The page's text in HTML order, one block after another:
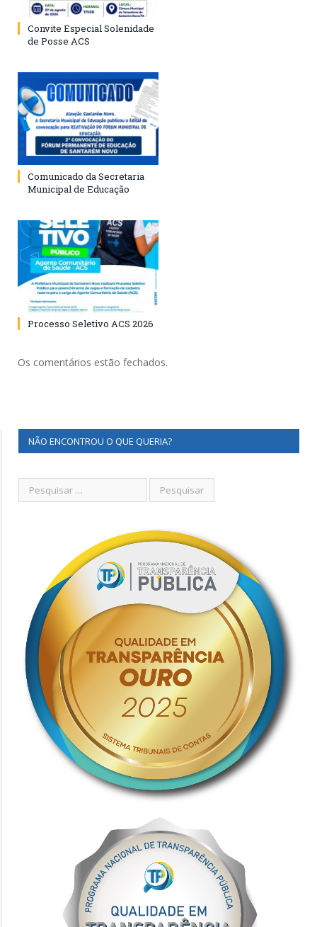
Convite Especial Solenidade
de Posse ACS
Comunicado da Secretaria
Municipal de Educação
Processo Seletivo ACS 2026
Os comentários estão fechados.
NÃO ENCONTROU O QUE QUERIA?